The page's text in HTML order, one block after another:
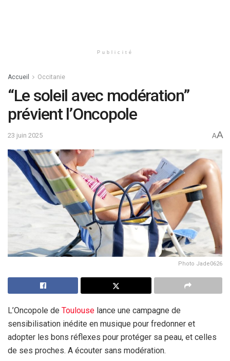
Publicité
Accueil Occitanie
“Le soleil avec modération”
prévient l’Oncopole
23 juin 2025 AA
Photo Jade0626
L’Oncopole de Toulouse lance une campagne de
sensibilisation inédite en musique pour fredonner et
adopter les bons réflexes pour protéger sa peau, et celles
de ses proches. A écouter sans modération.